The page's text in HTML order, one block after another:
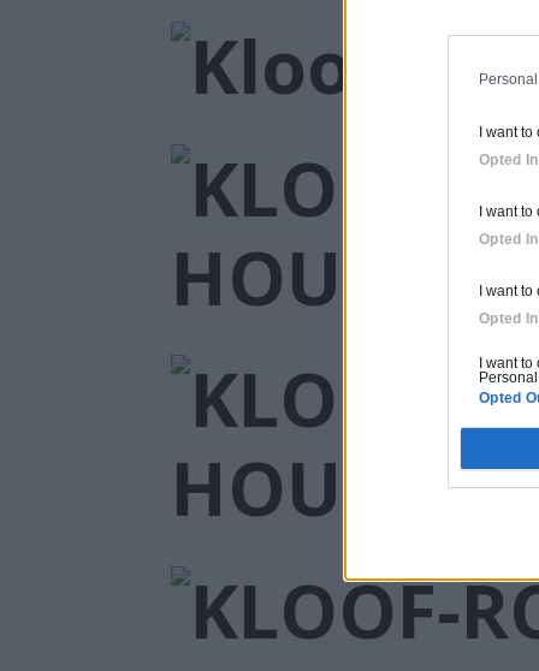
I want
Opted In
I want
Opted In
I want
Opted In
I want
Opted